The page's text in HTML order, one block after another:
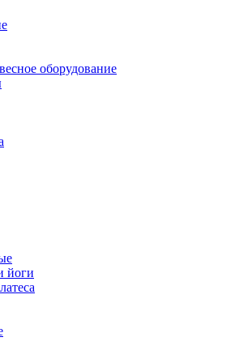
оборудование
йоги